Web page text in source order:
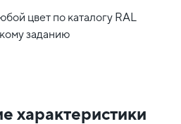
цвет по каталогу RAL
заданию
характеристики